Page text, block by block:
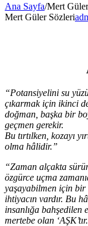
Ana Sayfa/Mert
Mert Güler Sözleri
“Potansiyelini su
çıkarmak için ikinci
doğman, başka bir
geçmen gerekir.
Bu tırtılken, kozayı
olma hâlidir.”
“Zaman alçakta
özgürce uçma
yaşayabilmen için bir
ihtiyacın vardır. Bu
insanlığa bahşedilen
mertebe olan